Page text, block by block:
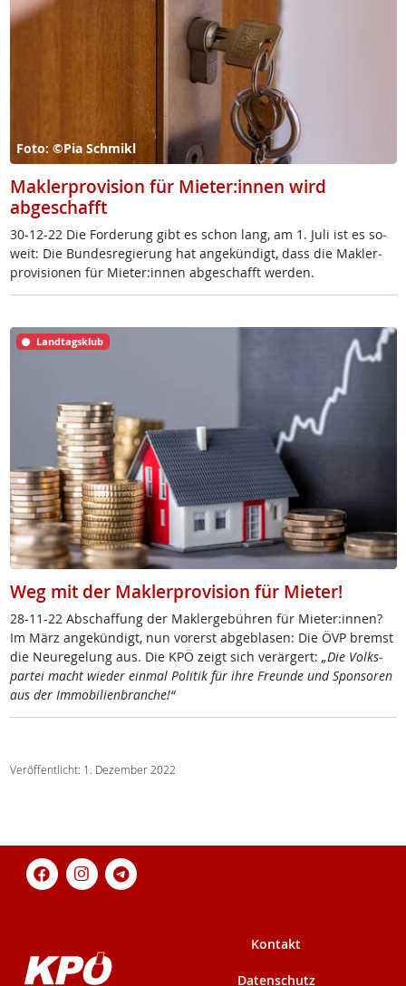
Foto: ©Pia Schmikl
Maklerprovision für Mieter:innen wird
abgeschafft
30-12-22 Die For­de­rung gibt es schon lang, am 1. Ju­li ist es so­
weit: Die Bun­des­re­gie­rung hat an­ge­kün­digt, dass die Mak­ler­
pro­vi­sio­nen für Mie­ter:in­nen ab­ge­schafft wer­den.
Landtagsklub
Weg mit der Maklerprovision für Mieter!
28-11-22 Ab­schaf­fung der Mak­ler­ge­büh­ren für Mie­ter:in­nen?
Im März an­ge­kün­digt, nun vo­r­erst ab­ge­bla­sen: Die ÖVP bremst
die Neu­re­ge­lung aus. Die KPÖ zeigt sich ver­är­gert: „Die Volk­s­
par­tei macht wie­der ein­mal Po­li­tik für ih­re Freun­de und Spon­so­ren
aus der Im­mo­bi­li­en­bran­che!“
Veröffentlicht: 1. Dezember 2022
Kontakt
Datenschutz